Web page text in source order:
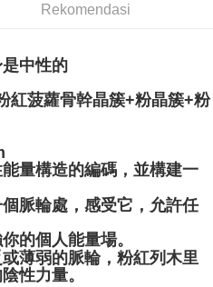
percuma untuk pesanan
percuma untuk pesanan
percuma untuk pesanan
Rekomendasi
中性的
紅菠蘿骨幹晶簇+粉晶簇+粉
量構造的編碼，並構建一
脈輪處，感受它，允許任
的個人能量場。
薄弱的脈輪，粉紅列木里
性力量。